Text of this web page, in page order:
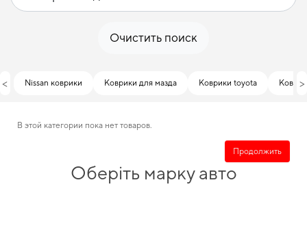
Очистить поиск
< Nissan коврики Коврики для мазда Коврики toyota >
В этой категории пока нет товаров.
Продолжить